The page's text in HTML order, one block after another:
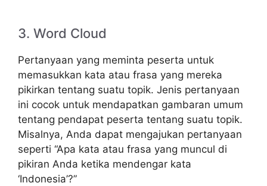
3. Word Cloud
Pertanyaan yang meminta peserta untuk
memasukkan kata atau frasa yang mereka
pikirkan tentang suatu topik. Jenis pertanyaan
ini cocok untuk mendapatkan gambaran umum
tentang pendapat peserta tentang suatu topik.
Misalnya, Anda dapat mengajukan pertanyaan
seperti “Apa kata atau frasa yang muncul di
pikiran Anda ketika mendengar kata
‘Indonesia’?”